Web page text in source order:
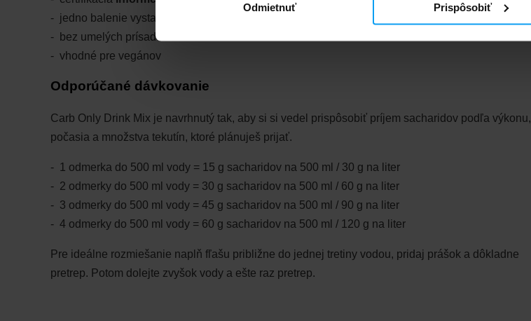
Odmietnuť Prispôsobiť
jedno balenie vystačí približne na prípravu
bez umelých prísad
vhodné pre vegánov
Odporúčané dávkovanie
Carb Only Drink Mix je navrhnutý tak, aby si si vedel prispôsobiť príjem sacharidov podľa výkonu,
počasia a množstva tekutín, ktoré plánuješ prijať.
1 odmerka do 500 ml vody = 15 g sacharidov na 500 ml / 30 g na liter
2 odmerky do 500 ml vody = 30 g sacharidov na 500 ml / 60 g na liter
3 odmerky do 500 ml vody = 45 g sacharidov na 500 ml / 90 g na liter
4 odmerky do 500 ml vody = 60 g sacharidov na 500 ml / 120 g na liter
Pre ideálne rozmiešanie naplň fľašu približne do jednej tretiny vodou, pridaj prášok a dôkladne
pretrep. Potom dolejte zvyšok vody a ešte raz pretrep.